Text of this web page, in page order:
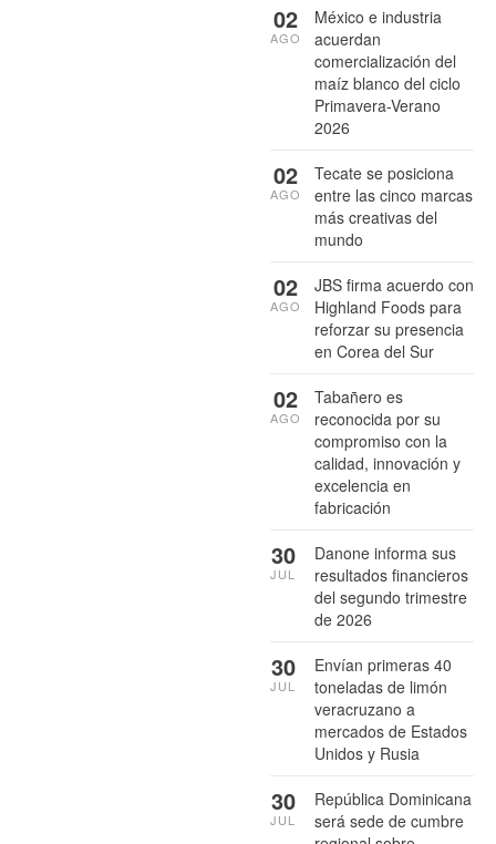
México e industria
acuerdan
comercialización del
maíz blanco del ciclo
Primavera-Verano
2026
02
AGO
Tecate se posiciona
entre las cinco marcas
más creativas del
mundo
02
AGO
JBS firma acuerdo con
Highland Foods para
reforzar su presencia
en Corea del Sur
02
AGO
Tabañero es
reconocida por su
compromiso con la
calidad, innovación y
excelencia en
fabricación
02
AGO
Danone informa sus
resultados financieros
del segundo trimestre
de 2026
30
JUL
Envían primeras 40
toneladas de limón
veracruzano a
mercados de Estados
Unidos y Rusia
30
JUL
República Dominicana
será sede de cumbre
30
JUL